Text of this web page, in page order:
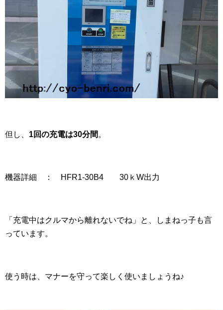
但し、 1回の充電は30分間 。
機器詳細 ： HFR1-30B4 30ｋW出力
「充電中はクルマから離れないでね」と、しまねっ子も言
っています。
使う時は、マナーを守って楽しく使いましょうね♪